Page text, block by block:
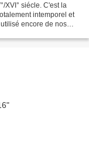
XVI° siécle. C'est la
intemporel et
encore de nos